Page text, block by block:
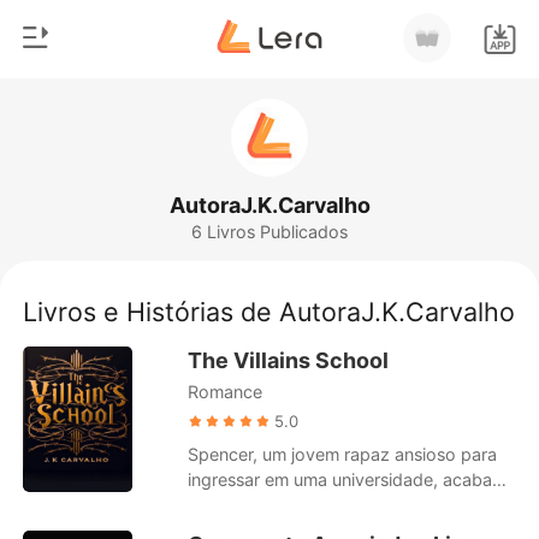
Baixar App
Lobisomem
Romance
Bilionários
AutoraJ.K.Carvalho
6 Livros Publicados
Livros e Histórias de AutoraJ.K.Carvalho
The Villains School
Romance
5.0
Spencer, um jovem rapaz ansioso para
ingressar em uma universidade, acaba